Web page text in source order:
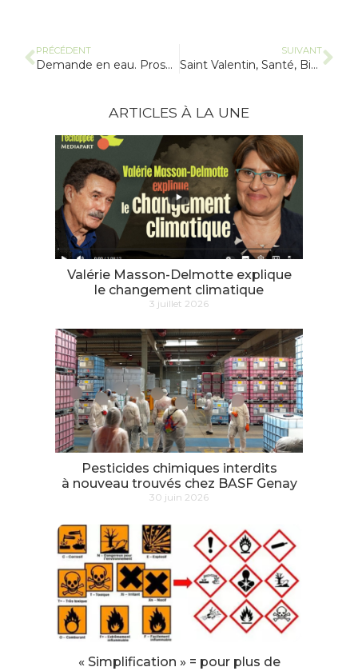
PRÉCÉDENT
Demande en eau. Prospective territorialisée à l’horizon 2050
SUIVANT
Saint Valentin, Santé, Bio et Robin des Bois
ARTICLES À LA UNE
Valérie Masson-Delmotte explique
le changement climatique
3 juillet 2026
Pesticides chimiques interdits
à nouveau trouvés chez BASF Genay
30 juin 2026
« Simplification » = pour plus de